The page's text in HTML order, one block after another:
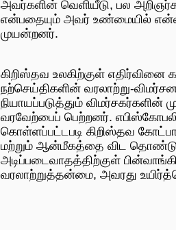
அவர்களின் வெளியீடு, பல
என்பதையும் அவர் உண்மையில்
முயன்றனர்.
கிறிஸ்தவ உலகிற்குள் எதிர்வினை
நற்செய்திகளின் வரலாற்று-
நியாயப்படுத்தும்
வரவேற்பைப் பெற்றனர்.
கொள்ளப்பட்டபடி கிறிஸ்தவ
மற்றும் ஆன்மீகத்தை விட தொண்டு
அடிப்படைவாதத்திற்குள்
வரலாற்றுத்தன்மை, அவரது